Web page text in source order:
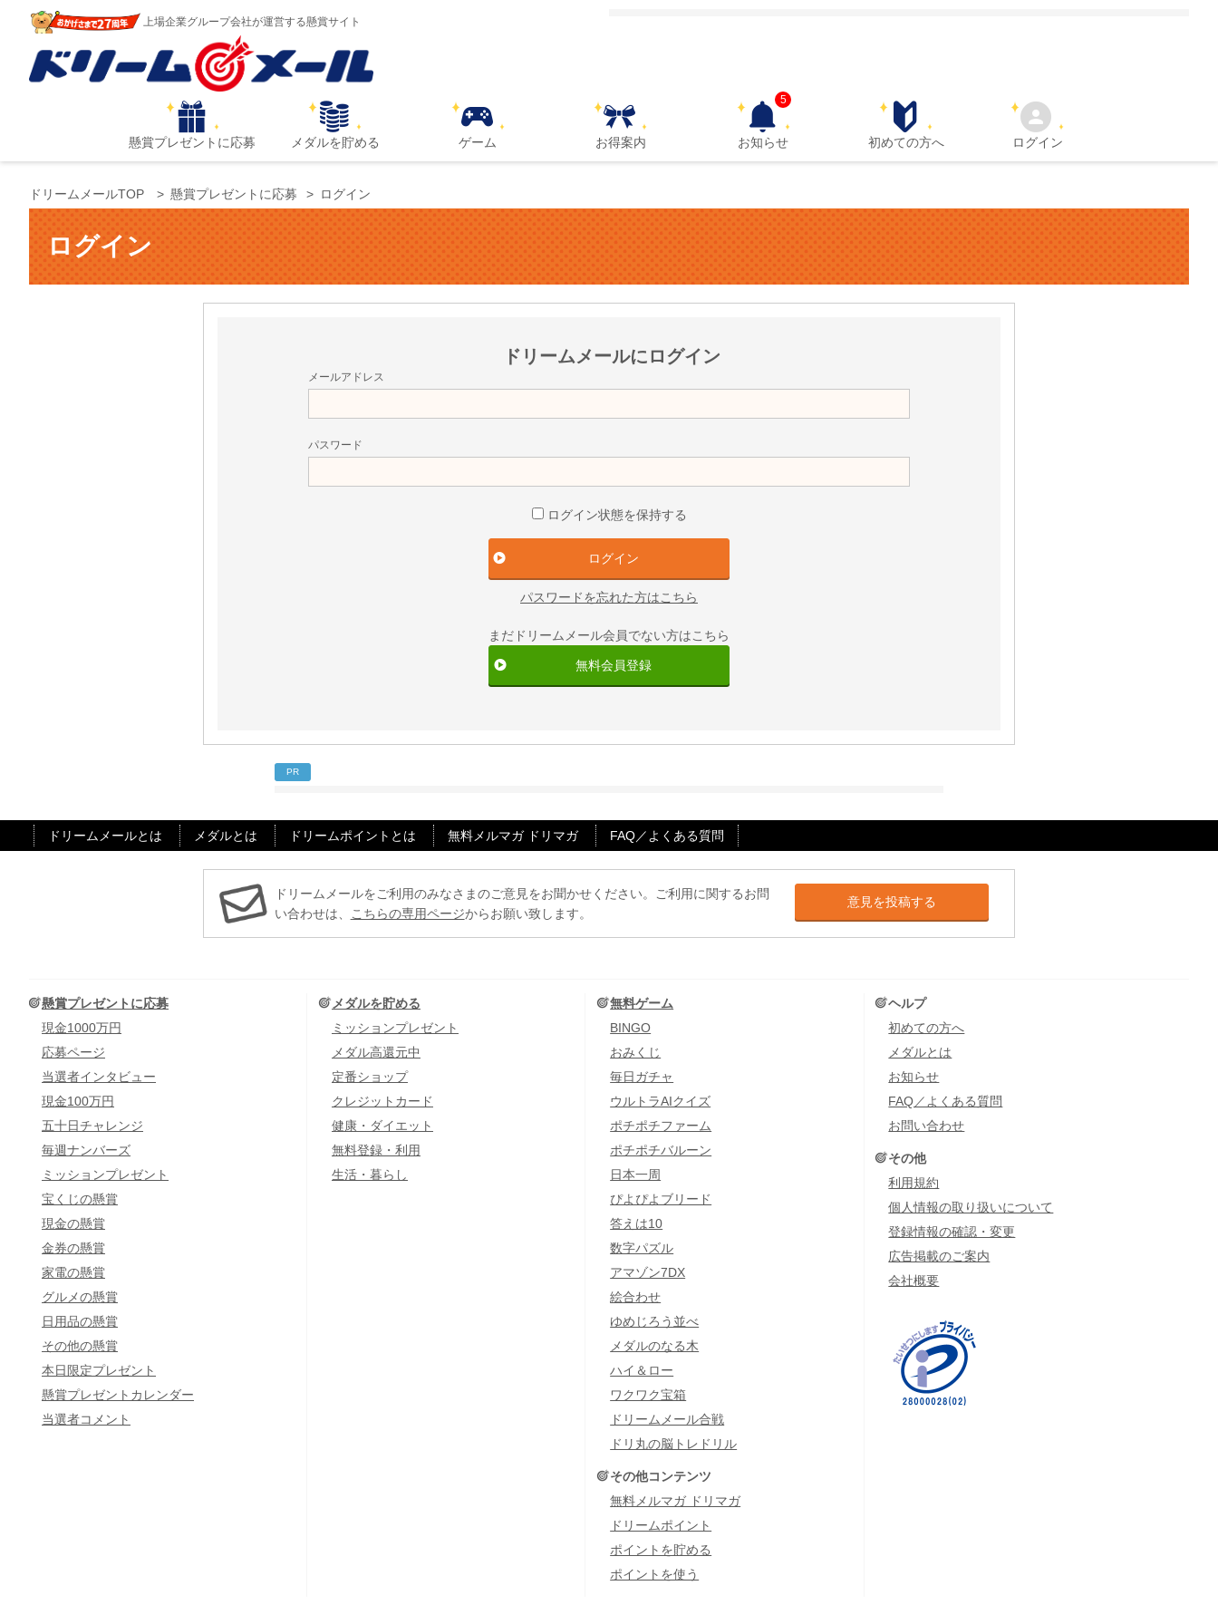
上場企業グループ会社が運営する懸賞サイト
懸賞プレゼントに応募 メダルを貯める ゲーム お得案内 お知らせ
5
初めての方へ ログイン
ドリームメールTOP 懸賞プレゼントに応募 ログイン
ログイン
ドリームメールにログイン
メールアドレス
パスワード
ログイン状態を保持する
パスワードを忘れた方はこちら
まだドリームメール会員でない方はこちら
無料会員登録
PR
ドリームメールとは メダルとは ドリームポイントとは 無料メルマガ ドリマガ FAQ／よくある質問
ドリームメールをご利用のみなさまのご意見をお聞かせください。ご利用に関するお問
い合わせは、
こちらの専用ページからお願い致します。
意見を投稿する
懸賞プレゼントに応募
現金1000万円
応募ページ
当選者インタビュー
現金100万円
五十日チャレンジ
毎週ナンバーズ
ミッションプレゼント
宝くじの懸賞
現金の懸賞
金券の懸賞
家電の懸賞
グルメの懸賞
日用品の懸賞
その他の懸賞
本日限定プレゼント
懸賞プレゼントカレンダー
当選者コメント
メダルを貯める
ミッションプレゼント
メダル高還元中
定番ショップ
クレジットカード
健康・ダイエット
無料登録・利用
生活・暮らし
無料ゲーム
BINGO
おみくじ
毎日ガチャ
ウルトラAIクイズ
ポチポチファーム
ポチポチバルーン
日本一周
ぴよぴよブリード
答えは10
数字パズル
アマゾン7DX
絵合わせ
ゆめじろう並べ
メダルのなる木
ハイ＆ロー
ワクワク宝箱
ドリームメール合戦
ドリ丸の脳トレドリル
その他コンテンツ
無料メルマガ ドリマガ
ドリームポイント
ポイントを貯める
ポイントを使う
ヘルプ
初めての方へ
メダルとは
お知らせ
FAQ／よくある質問
お問い合わせ
その他
利用規約
個人情報の取り扱いについて
登録情報の確認・変更
広告掲載のご案内
会社概要